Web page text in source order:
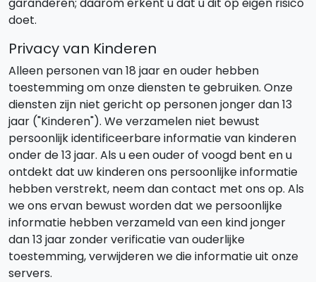
doet.
Privacy van Kinderen
Alleen personen van 18 jaar en ouder hebben
toestemming om onze diensten te gebruiken. Onze
diensten zijn niet gericht op personen jonger dan 13
jaar ("Kinderen"). We verzamelen niet bewust
persoonlijk identificeerbare informatie van kinderen
onder de 13 jaar. Als u een ouder of voogd bent en u
ontdekt dat uw kinderen ons persoonlijke informatie
hebben verstrekt, neem dan contact met ons op. Als
we ons ervan bewust worden dat we persoonlijke
informatie hebben verzameld van een kind jonger
dan 13 jaar zonder verificatie van ouderlijke
toestemming, verwijderen we die informatie uit onze
servers.